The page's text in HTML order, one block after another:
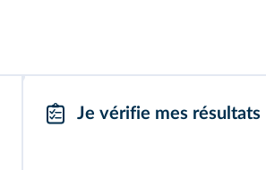
Je vérifie mes résultats